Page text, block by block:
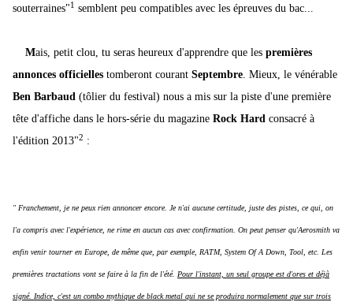
souterraines"1 semblent peu compatibles avec les épreuves du bac...
Mais, petit clou, tu seras heureux d'apprendre que les premières
annonces officielles tomberont courant Septembre. Mieux, le vénérable
Ben Barbaud (tôlier du festival) nous a mis sur la piste d'une première
tête d'affiche dans le hors-série du magazine Rock Hard consacré à
l'édition 2013"2 :
" Franchement, je ne peux rien annoncer encore. Je n'ai aucune certitude, juste des pistes, ce qui, on
l'a compris avec l'expérience, ne rime en aucun cas avec confirmation. On peut penser qu'Aerosmith va
enfin venir tourner en Europe, de même que, par exemple, RATM, System Of A Down, Tool, etc. Les
premières tractations vont se faire à la fin de l'été. Pour l'instant, un seul groupe est d'ores et déjà
signé. Indice, c'est un combo mythique de black metal qui ne se produira normalement que sur trois